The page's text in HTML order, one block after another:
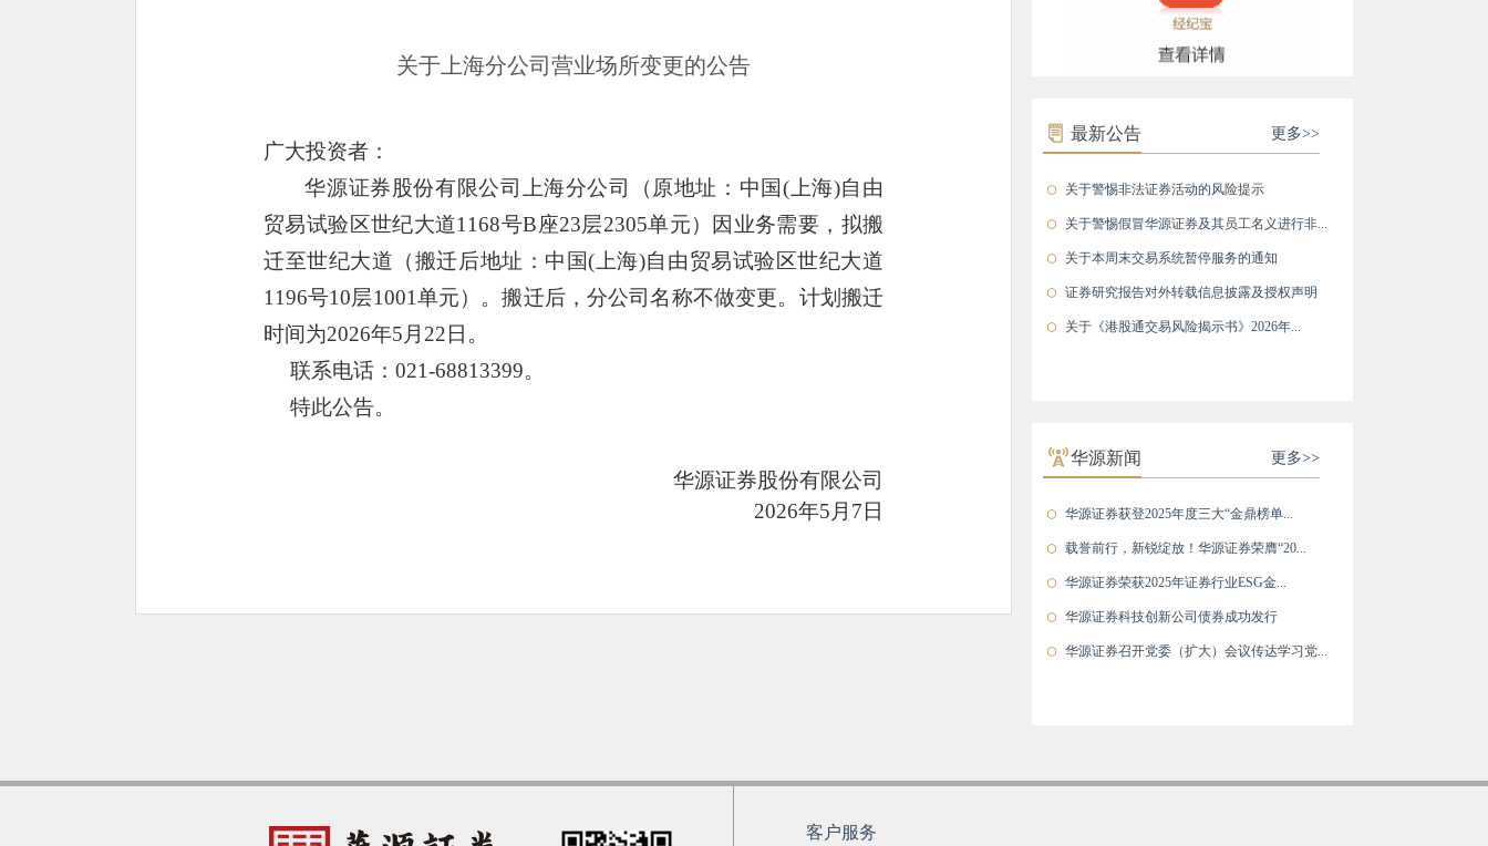
关于上海分公司营业场所变更的公告
广大投资者：
华源证券股份有限公司上海分公司（原地址：中国(上海)自由
贸易试验区世纪大道1168号B座23层2305单元）因业务需要， 拟搬
迁至世纪大道（搬迁后地址：中国(上海)自由贸易试验区世纪大道
1196号10层1001单元）。搬迁后，分公司名称不做变更。计划搬迁
时间为2026年5 月 22 日。
联系电话： 021-68813399。
特此公告。
华源证券股份有限公司
2026年5 月 7 日
最新公告 更多>>
关于警惕非法证券活动的风险提示
关于警惕假冒华源证券及其员工名义进行非...
关于本周末交易系统暂停服务的通知
证券研究报告对外转载信息披露及授权声明
关于《港股通交易风险揭示书》2026年...
华源新闻 更多>>
华源证券获登2025年度三大“金鼎榜单...
载誉前行，新锐绽放！华源证券荣膺“20...
华源证券荣获2025年证券行业ESG金...
华源证券科技创新公司债券成功发行
华源证券召开党委（扩大）会议传达学习党...
客户服务